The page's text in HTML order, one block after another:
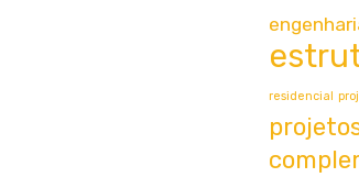
residencial